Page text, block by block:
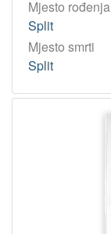
Mjesto rođenja
Split
Mjesto smrti
Split